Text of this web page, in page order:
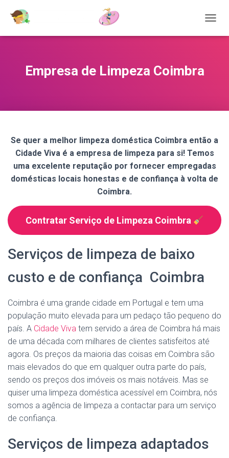
O
T
I
Empresa de Limpeza Coimbra
Se quer a melhor limpeza doméstica Coimbra então a
Cidade Viva é a empresa de limpeza para si! Temos
uma excelente reputação por fornecer empregadas
domésticas locais honestas e de confiança à volta de
Coimbra.
Contratar Serviço de Limpeza Coimbra
Serviços de limpeza de baixo
custo e de confiança Coimbra
Coimbra é uma grande cidade em Portugal e tem uma
população muito elevada para um pedaço tão pequeno do
país. A Cidade Viva tem servido a área de Coimbra há mais
de uma década com milhares de clientes satisfeitos até
agora. Os preços da maioria das coisas em Coimbra são
mais elevados do que em qualquer outra parte do país,
sendo os preços dos imóveis os mais notáveis. Mas se
quiser uma limpeza doméstica acessível em Coimbra, nós
somos a agência de limpeza a contactar para um serviço
de confiança.
Serviços de limpeza adaptados